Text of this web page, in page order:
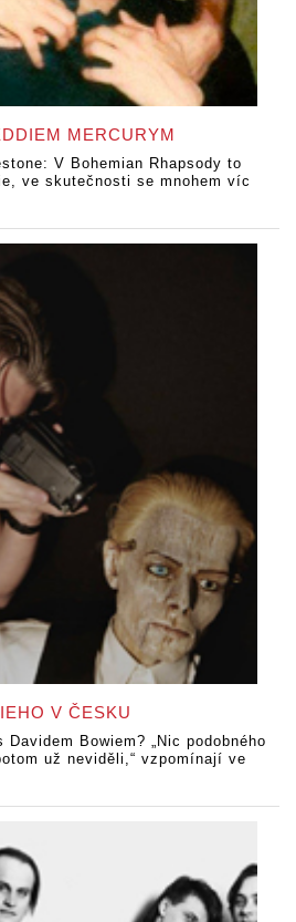
MERCURYM
V Bohemian Rhapsody to
ve skutečnosti se mnohem víc
V ČESKU
Davidem Bowiem? „Nic podobného
už neviděli,“ vzpomínají ve